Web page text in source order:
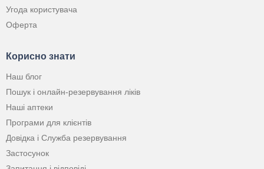
Угода користувача
Оферта
Корисно знати
Наш блог
Пошук і онлайн-резервування ліків
Наші аптеки
Програми для клієнтів
Довідка і Служба резервування
Застосунок